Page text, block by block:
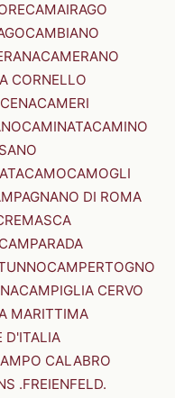
CAMAIRAGO
CAMBIANO
CAMERANO
CORNELLO
CAMERI
CAMINATACAMINO
CAMOCAMOGLI
DI ROMA
CAMPARADA
CAMPERTOGNO
CAMPIGLIA CERVO
MARITTIMA
D'ITALIA
CALABRO
.FREIENFELD.